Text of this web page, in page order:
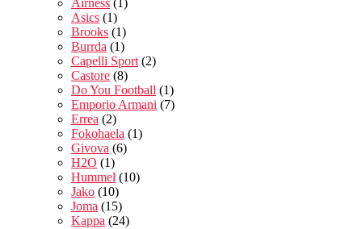
Airness (1)
Asics (1)
Brooks (1)
Burrda (1)
Capelli Sport (2)
Castore (8)
Do You Football (1)
Emporio Armani (7)
Errea (2)
Fokohaela (1)
Givova (6)
H2O (1)
Hummel (10)
Jako (10)
Joma (15)
Kappa (24)